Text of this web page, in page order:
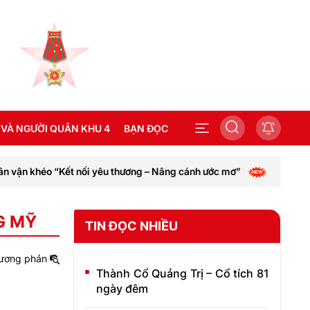
NGƯỜI QUÂN KHU 4 BẠN ĐỌC
thương – Nâng cánh ước mơ” Thành phố Huế kêu
MỸ TIN ĐỌC NHIỀU
Thành Cổ Quảng Trị – Cổ tích 81
ngày đêm